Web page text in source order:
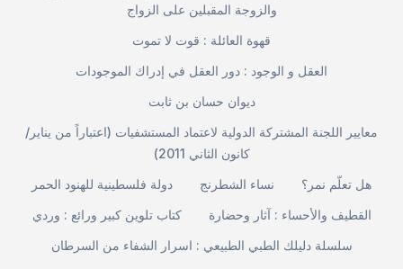
والزوجة المقبلين على الزواج
قهوة العائلة : قوت لا تموت
العقل و الوجود : دور العقل في إدراك الموجودات
ديوان حسان بن ثابت
معايير اللجنة المشتركة الدولية لاعتماد المستشفيات (اعتباراً من يناير/
كانون الثاني 2011)
دولة فلسطينية للهنود الحمر
نساء الشطرنج
هل تعلّم نمر؟
كتاب تلوين كبير ورائع : وردي
القطيف والأحساء : آثار وحضارة
سلسلة دليلك الطبي الطبيعي : اسرار الشفاء من السرطان